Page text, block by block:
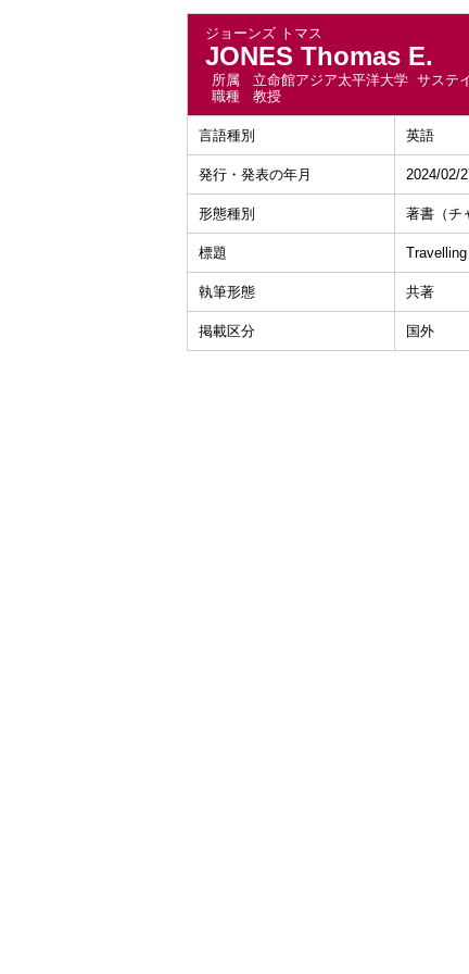
ジョーンズ トマス
JONES Thomas E.
所属
立命館アジア太平洋大学 サステ
職種
教授
言語種別 英語
発行・発表の年月 2024/02/
形態種別 著書（チ
標題
執筆形態 共著
掲載区分 国外